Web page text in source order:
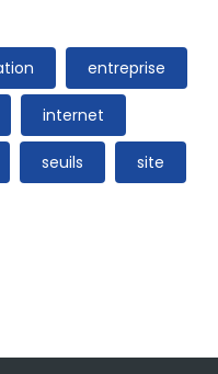
entreprise
internet
seuils site